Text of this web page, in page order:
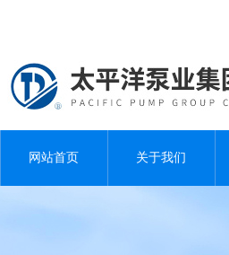
网站首页 关于我们